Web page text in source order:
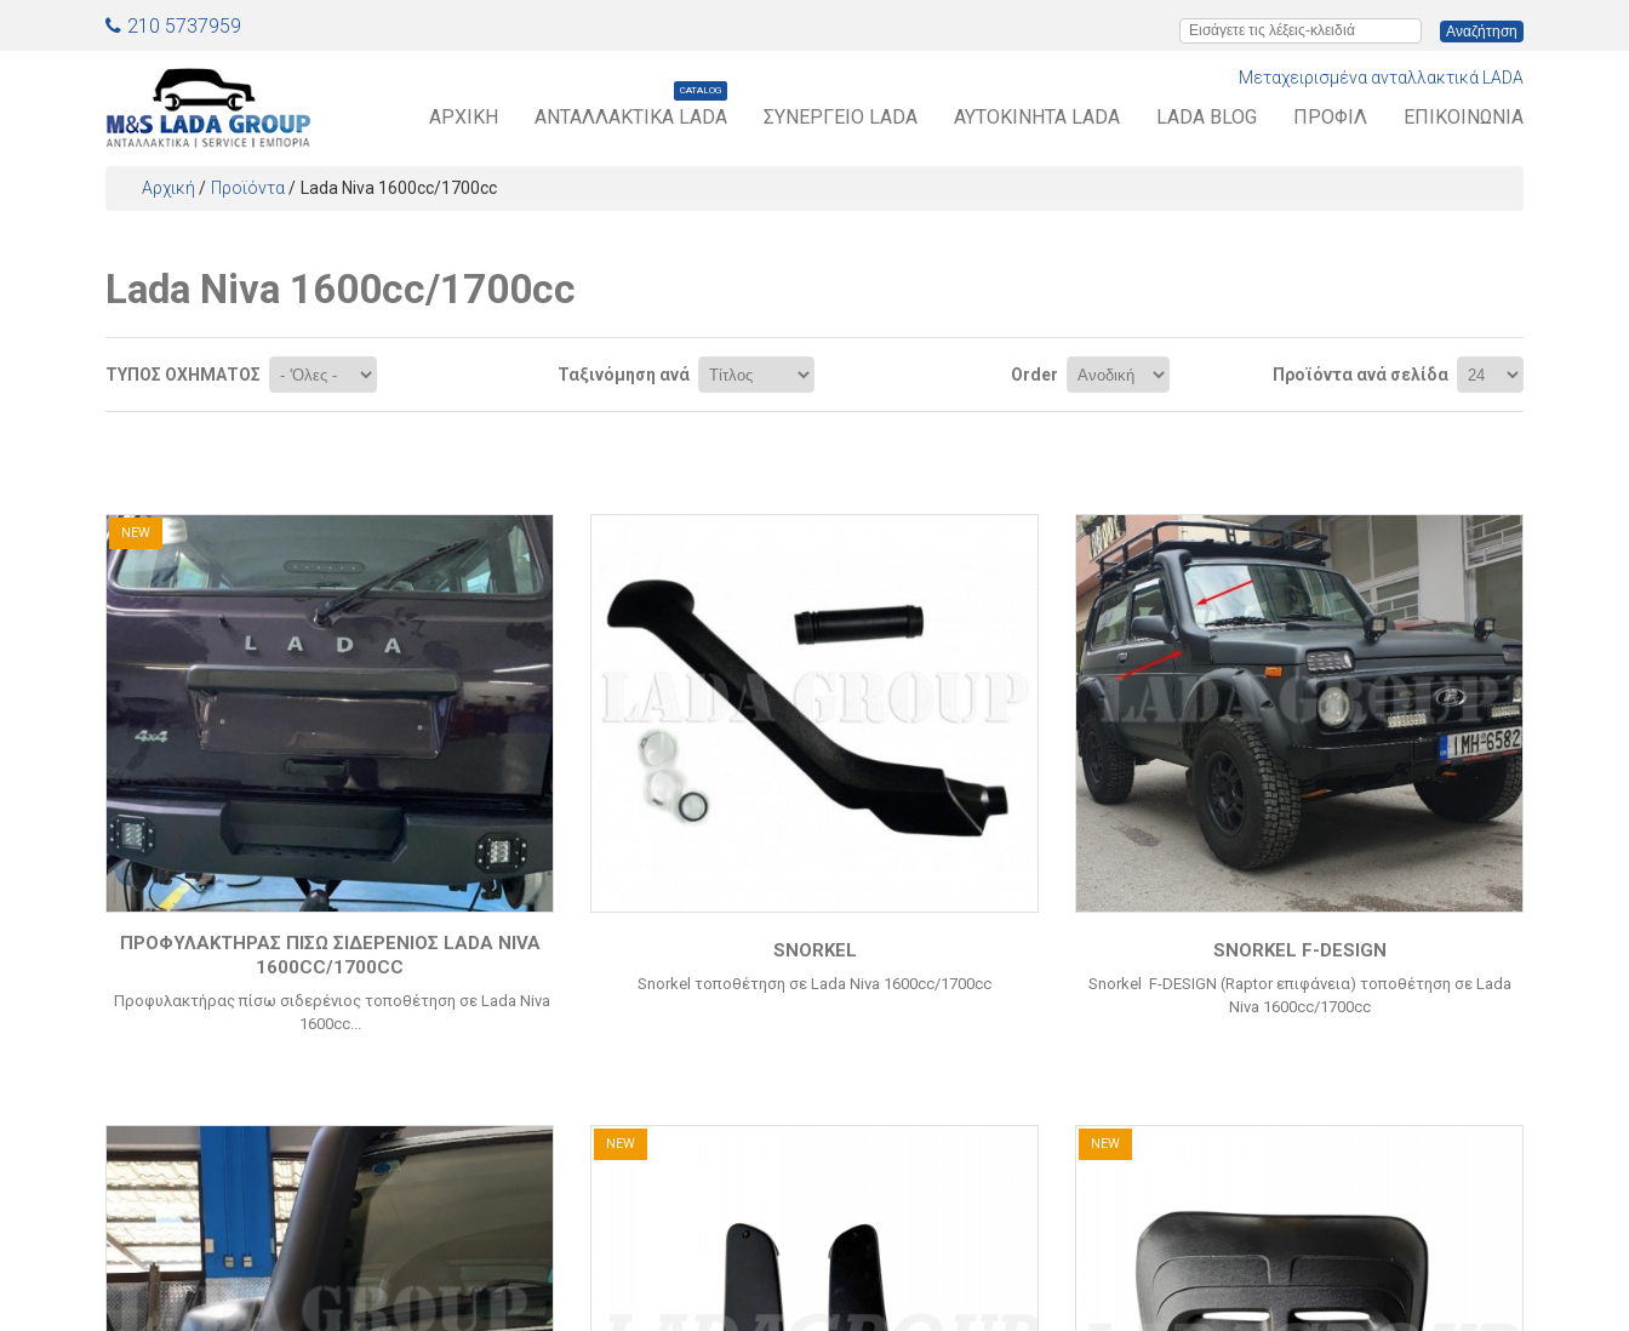
Jump to navigation210 5737959 Εισάγετε τις λέξεις-κλειδιά
Μεταχειρισμένα ανταλλακτικά LADA
ΑΡΧΙΚΉ ΑΝΤΑΛΛΑΚΤΙΚΆ LADA
CATALOG
ΣΥΝΕΡΓΕΊΟ LADA ΑΥΤΟΚΊΝΗΤΑ LADA LADA BLOG ΠΡΟΦΊΛ ΕΠΙΚΟΙΝΩΝΊΑ
Είστε εδώ
Αρχική / Προϊόντα / Lada Niva 1600cc/1700cc
Lada Niva 1600cc/1700cc
ΤΎΠΟΣ ΟΧΉΜΑΤΟΣ Ταξινόμηση ανά Order Προϊόντα ανά σελίδα
NEW
ΠΡΟΦΥΛΑΚΤΉΡΑΣ ΠΊΣΩ ΣΙΔΕΡΈΝΙΟΣ LADA NIVA
1600CC/1700CC
Προφυλακτήρας πίσω σιδερένιος τοποθέτηση σε Lada Niva
1600cc...
SNORKEL
Snorkel τοποθέτηση σε Lada Niva 1600cc/1700cc
SNORKEL F-DESIGN
Snorkel F-DESIGN (Raptor επιφάνεια) τοποθέτηση σε Lada
Niva 1600cc/1700cc
NEW NEW